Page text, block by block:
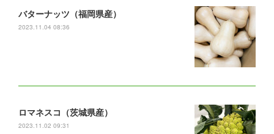
バターナッツ（福岡県産）
2023.11.04 08:36
ロマネスコ（茨城県産）
2023.11.02 09:31